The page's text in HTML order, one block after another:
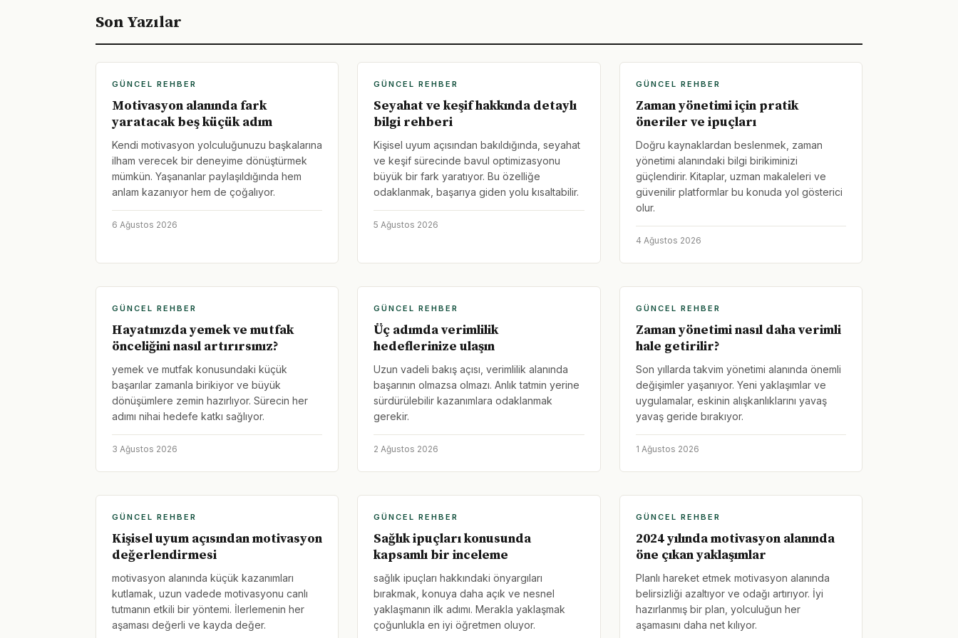
Son Yazılar
GÜNCEL REHBER
Motivasyon alanında fark
yaratacak beş küçük adım
Kendi motivasyon yolculuğunuzu başkalarına
ilham verecek bir deneyime dönüştürmek
mümkün. Yaşananlar paylaşıldığında hem
anlam kazanıyor hem de çoğalıyor.
6 Ağustos 2026
GÜNCEL REHBER
Seyahat ve keşif hakkında detaylı
bilgi rehberi
Kişisel uyum açısından bakıldığında, seyahat
ve keşif sürecinde bavul optimizasyonu
büyük bir fark yaratıyor. Bu özelliğe
odaklanmak, başarıya giden yolu kısaltabilir.
5 Ağustos 2026
GÜNCEL REHBER
Zaman yönetimi için pratik
öneriler ve ipuçları
Doğru kaynaklardan beslenmek, zaman
yönetimi alanındaki bilgi birikiminizi
güçlendirir. Kitaplar, uzman makaleleri ve
güvenilir platformlar bu konuda yol gösterici
olur.
4 Ağustos 2026
GÜNCEL REHBER
Hayatınızda yemek ve mutfak
önceliğini nasıl artırırsınız?
yemek ve mutfak konusundaki küçük
başarılar zamanla birikiyor ve büyük
dönüşümlere zemin hazırlıyor. Sürecin her
adımı nihai hedefe katkı sağlıyor.
3 Ağustos 2026
GÜNCEL REHBER
Üç adımda verimlilik
hedeflerinize ulaşın
Uzun vadeli bakış açısı, verimlilik alanında
başarının olmazsa olmazı. Anlık tatmin yerine
sürdürülebilir kazanımlara odaklanmak
gerekir.
2 Ağustos 2026
GÜNCEL REHBER
Zaman yönetimi nasıl daha verimli
hale getirilir?
Son yıllarda takvim yönetimi alanında önemli
değişimler yaşanıyor. Yeni yaklaşımlar ve
uygulamalar, eskinin alışkanlıklarını yavaş
yavaş geride bırakıyor.
1 Ağustos 2026
GÜNCEL REHBER
Kişisel uyum açısından motivasyon
değerlendirmesi
motivasyon alanında küçük kazanımları
kutlamak, uzun vadede motivasyonu canlı
tutmanın etkili bir yöntemi. İlerlemenin her
aşaması değerli ve kayda değer.
GÜNCEL REHBER
Sağlık ipuçları konusunda
kapsamlı bir inceleme
sağlık ipuçları hakkındaki önyargıları
bırakmak, konuya daha açık ve nesnel
yaklaşmanın ilk adımı. Merakla yaklaşmak
çoğunlukla en iyi öğretmen oluyor.
GÜNCEL REHBER
2024 yılında motivasyon alanında
öne çıkan yaklaşımlar
Planlı hareket etmek motivasyon alanında
belirsizliği azaltıyor ve odağı artırıyor. İyi
hazırlanmış bir plan, yolculuğun her
aşamasını daha net kılıyor.